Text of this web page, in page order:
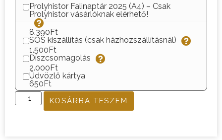
Prolyhistor Falinaptár 2025 (A4) – Csak
Prolyhistor vásárlóknak elérhető!
8.390Ft
SOS kiszállítás (csak házhozszállításnál)
1.500Ft
Díszcsomagolás
2.000Ft
Üdvözlő kártya
650Ft
KOSÁRBA TESZEM